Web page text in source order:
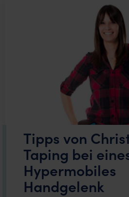
Tipps von
Taping bei
Hypermobiles
Handgelenk